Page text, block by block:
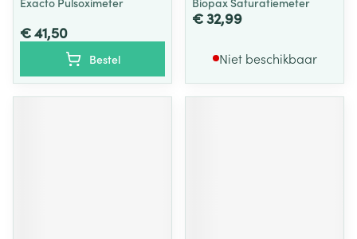
€ 41,50
Bestel
€ 32,99
Niet beschikbaar